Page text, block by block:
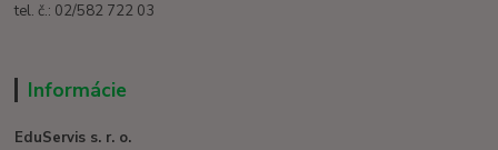
tel. č.: 02/582 722 03
Informácie
EduServis s. r. o.